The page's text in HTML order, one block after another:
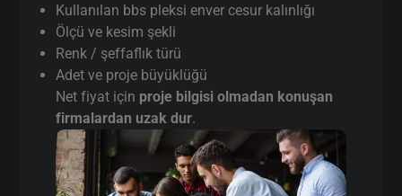
Kullanılan bbs pleksi enver cesur kalınlığı
Ölçü ve kesim şekli
Renk / şeffaflık türü
Adet ve proje büyüklüğü
Net fiyat için proje bilgisi olmadan konuşan
firmalardan uzak dur.